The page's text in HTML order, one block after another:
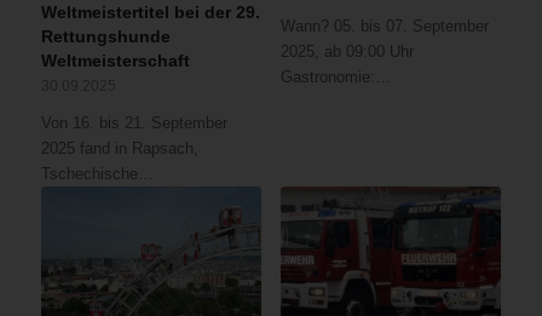
Weltmeistertitel bei der 29.
Rettungshunde
Weltmeisterschaft
Von 16. bis 21. September
2025 fand in Rapsach,
Tschechische…
Wann? 05. bis 07. September
2025, ab 09:00 Uhr
Gastronomie:…